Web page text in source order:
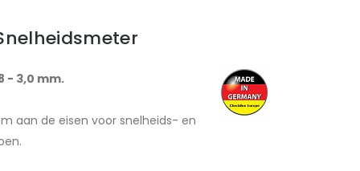
- 3,0 mm.
aan de eisen voor snelheids- en